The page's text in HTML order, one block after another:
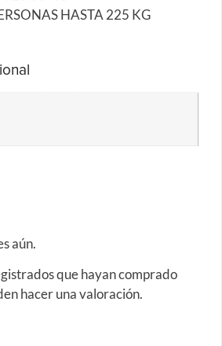
HASTA 225 KG
aún.
que hayan comprado
hacer una valoración.